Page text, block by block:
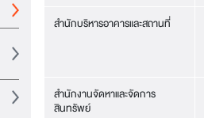
สำนักบริหารอาคารและสถานที่
สำนักงานจัดหาและจัดการ
สินทรัพย์